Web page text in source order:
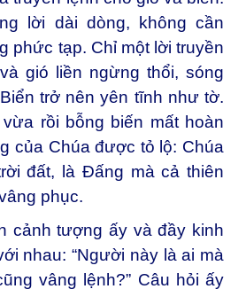
lời dài dòng, không cần
phức tạp. Chỉ một lời truyền
gió liền ngừng thổi, sóng
trở nên yên tĩnh như tờ.
rồi bỗng biến mất hoàn
của Chúa được tỏ lộ: Chúa
đất, là Đấng mà cả thiên
phục.
cảnh tượng ấy và đầy kinh
nhau: “Người này là ai mà
vâng lệnh?” Câu hỏi ấy